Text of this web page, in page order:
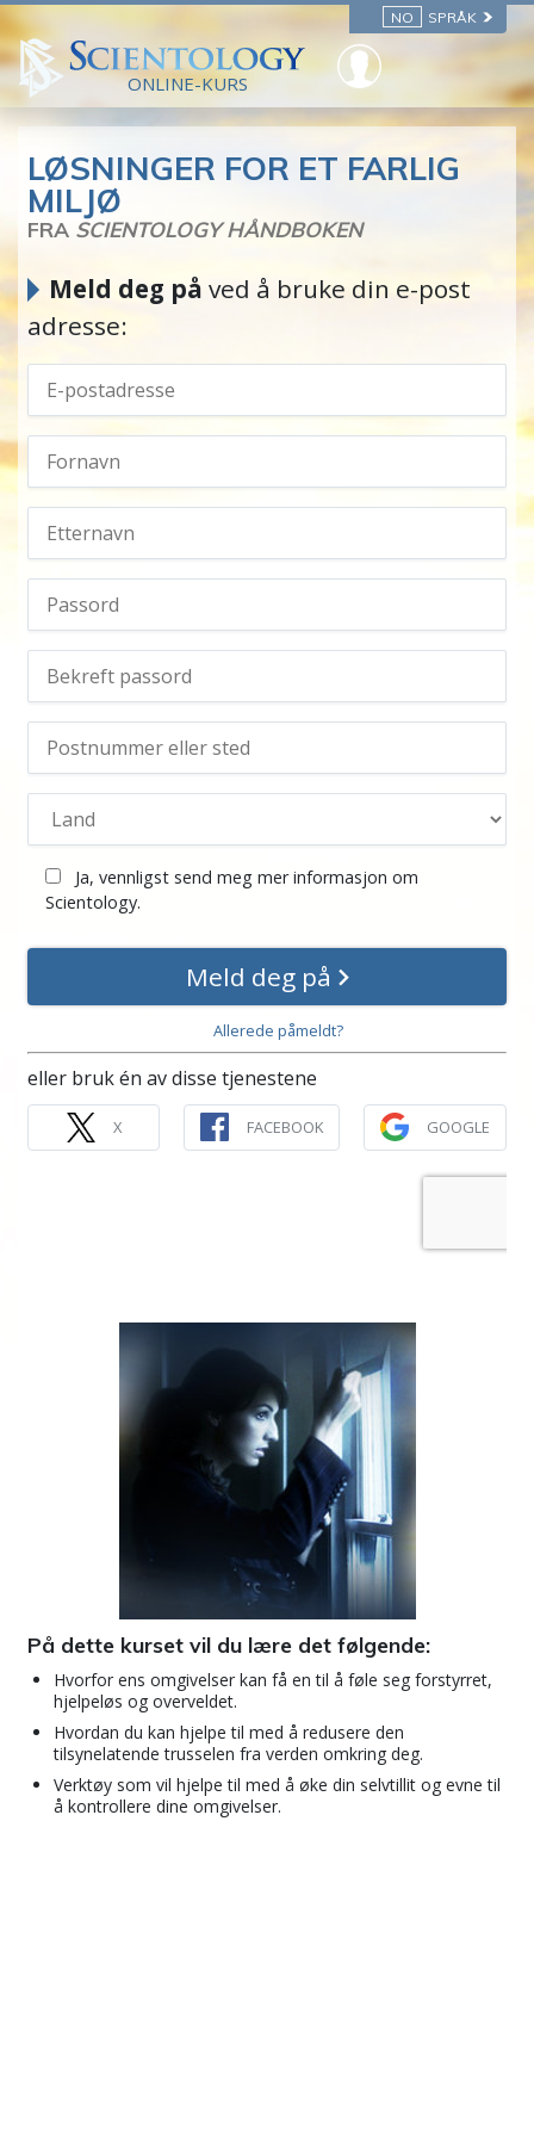
NO SPRÅK
ONLINE-KURS
LØSNINGER FOR ET FARLIG
MILJØ
FRA SCIENTOLOGY HÅNDBOKEN
Meld deg på ved å bruke din e-post
adresse:
Ja, vennligst send meg mer informasjon om
Scientology.
Meld deg på
Allerede påmeldt?
eller bruk én av disse tjenestene
X FACEBOOK GOOGLE
På dette kurset vil du lære det følgende:
Hvorfor ens omgivelser kan få en til å føle seg forstyrret,
hjelpeløs og overveldet.
Hvordan du kan hjelpe til med å redusere den
tilsynelatende trusselen fra verden omkring deg.
Verktøy som vil hjelpe til med å øke din selvtillit og evne til
å kontrollere dine omgivelser.